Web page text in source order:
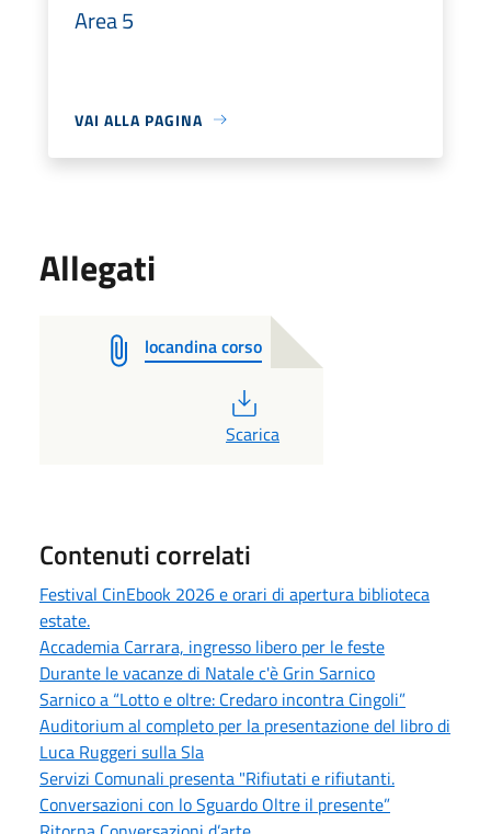
Area 5
VAI ALLA PAGINA
Allegati
locandina corso
PDF
Scarica
Contenuti correlati
Festival CinEbook 2026 e orari di apertura biblioteca
estate.
Accademia Carrara, ingresso libero per le feste
Durante le vacanze di Natale c'è Grin Sarnico
Sarnico a “Lotto e oltre: Credaro incontra Cingoli”
Auditorium al completo per la presentazione del libro di
Luca Ruggeri sulla Sla
Servizi Comunali presenta "Rifiutati e rifiutanti.
Conversazioni con lo Sguardo Oltre il presente”